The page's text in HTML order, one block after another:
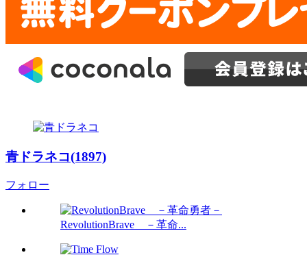
青ドラネコ(1897)
フォロー
RevolutionBrave －革命...